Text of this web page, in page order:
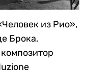
из Рио»,
Брока,